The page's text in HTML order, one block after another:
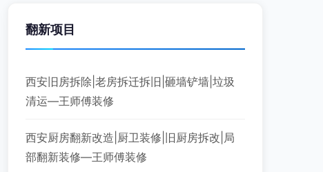
翻新项目
西安旧房拆除|老房拆迁拆旧|砸墙铲墙|垃圾
清运—王师傅装修
西安厨房翻新改造|厨卫装修|旧厨房拆改|局
部翻新装修—王师傅装修